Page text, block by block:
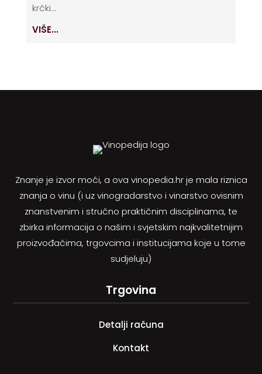
krčki...
VIŠE...
Znanje je izvor moći, a ova vinopedia.hr je mala riznica
znanja o vinu (i uz vinogradarstvo i vinarstvo ovisnim
znanstvenim i stručno praktičnim disciplinama, te
zbirka informacija o našim i svjetskim najkvalitetnijim
proizvođačima, trgovcima i institucijama koje u tome
sudjeluju)
Trgovina
Detalji računa
Kontakt